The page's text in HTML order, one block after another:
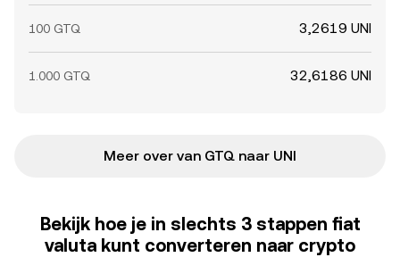
100 GTQ 3,2619 UNI
1.000 GTQ 32,6186 UNI
Meer over van GTQ naar UNI
Bekijk hoe je in slechts 3 stappen fiat
valuta kunt converteren naar crypto